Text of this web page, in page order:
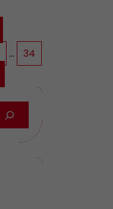
…
34